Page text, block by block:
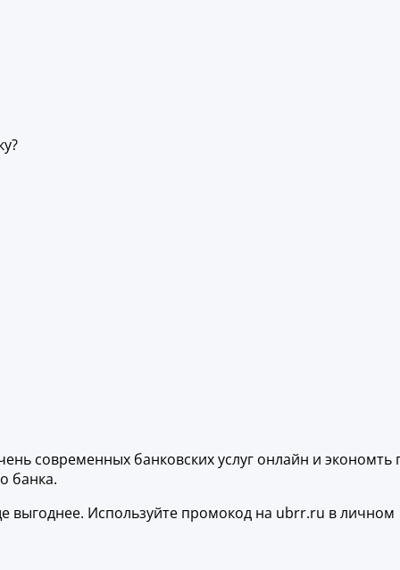
современных банковских услуг онлайн и экономть
банка.
выгоднее. Используйте промокод на ubrr.ru в личном